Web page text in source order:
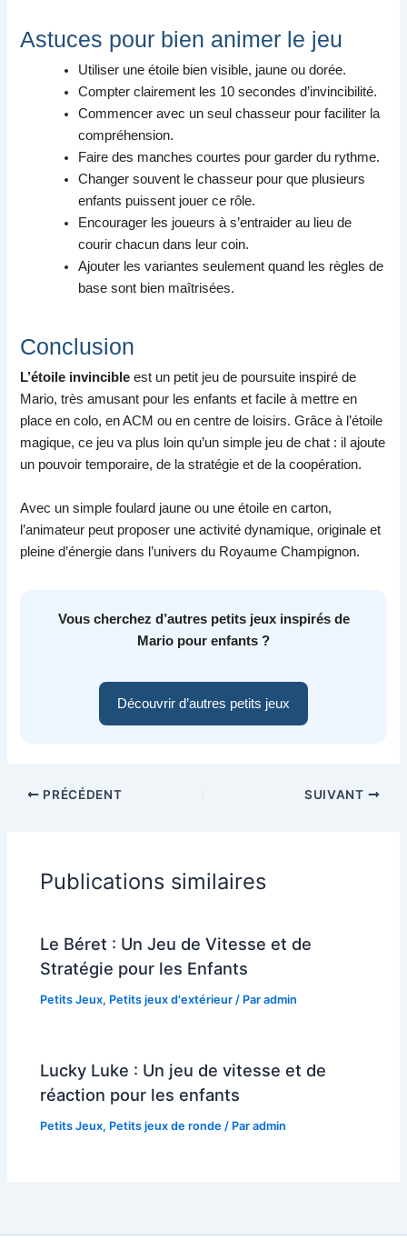
Astuces pour bien animer le jeu
Utiliser une étoile bien visible, jaune ou dorée.
Compter clairement les 10 secondes d’invincibilité.
Commencer avec un seul chasseur pour faciliter la
compréhension.
Faire des manches courtes pour garder du rythme.
Changer souvent le chasseur pour que plusieurs
enfants puissent jouer ce rôle.
Encourager les joueurs à s’entraider au lieu de
courir chacun dans leur coin.
Ajouter les variantes seulement quand les règles de
base sont bien maîtrisées.
Conclusion
L’étoile invincible est un petit jeu de poursuite inspiré de
Mario, très amusant pour les enfants et facile à mettre en
place en colo, en ACM ou en centre de loisirs. Grâce à l’étoile
magique, ce jeu va plus loin qu’un simple jeu de chat : il ajoute
un pouvoir temporaire, de la stratégie et de la coopération.
Avec un simple foulard jaune ou une étoile en carton,
l’animateur peut proposer une activité dynamique, originale et
pleine d’énergie dans l’univers du Royaume Champignon.
Vous cherchez d’autres petits jeux inspirés de
Mario pour enfants ?
Découvrir d’autres petits jeux
PRÉCÉDENT SUIVANT
Publications similaires
Le Béret : Un Jeu de Vitesse et de
Stratégie pour les Enfants
Petits Jeux, Petits jeux d'extérieur / Paradmin
Lucky Luke : Un jeu de vitesse et de
réaction pour les enfants
Petits Jeux, Petits jeux de ronde / Paradmin